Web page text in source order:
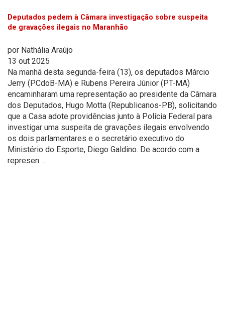
Deputados pedem à Câmara investigação sobre suspeita
de gravações ilegais no Maranhão
por Nathália Araújo
13 out 2025
Na manhã desta segunda-feira (13), os deputados Márcio
Jerry (PCdoB-MA) e Rubens Pereira Júnior (PT-MA)
encaminharam uma representação ao presidente da Câmara
dos Deputados, Hugo Motta (Republicanos-PB), solicitando
que a Casa adote providências junto à Polícia Federal para
investigar uma suspeita de gravações ilegais envolvendo
os dois parlamentares e o secretário executivo do
Ministério do Esporte, Diego Galdino. De acordo com a
represen ...